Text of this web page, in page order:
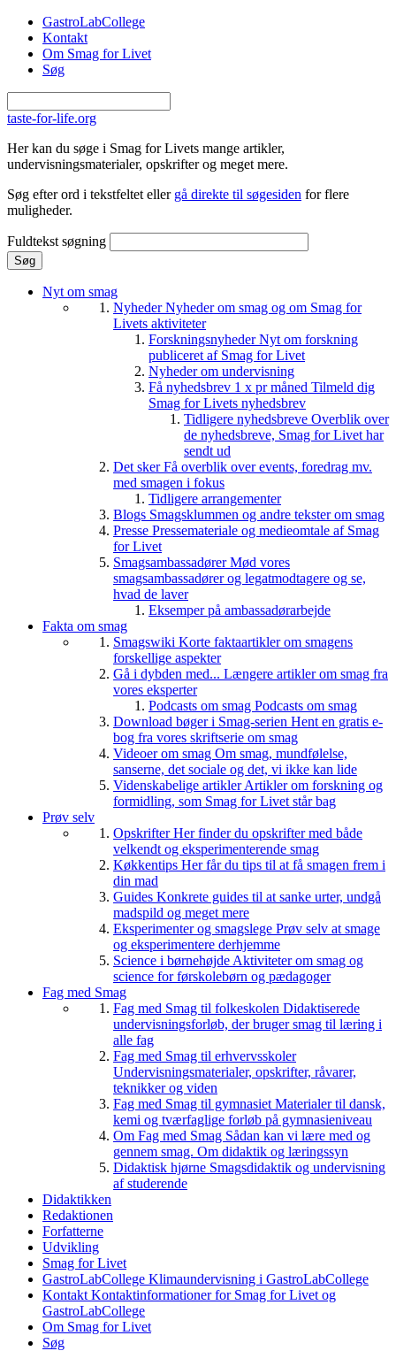
Gå til hovedindhold
GastroLabCollege
Kontakt
Om Smag for Livet
Søg
taste-for-life.org
Her kan du søge i Smag for Livets mange artikler,
undervisningsmaterialer, opskrifter og meget mere.
Søg efter ord i tekstfeltet eller gå direkte til søgesiden for flere
muligheder.
Fuldtekst søgning
Nyt om smag
NyhederNyheder om smag og om Smag for
Livets aktiviteter
ForskningsnyhederNyt om forskning
publiceret af Smag for Livet
Nyheder om undervisning
Få nyhedsbrev 1 x pr måned Tilmeld dig
Smag for Livets nyhedsbrev
Tidligere nyhedsbreve Overblik over
de nyhedsbreve, Smag for Livet har
sendt ud
Det skerFå overblik over events, foredrag mv.
med smagen i fokus
Tidligere arrangementer
Blogs Smagsklummen og andre tekster om smag
Presse Pressemateriale og medieomtale af Smag
for Livet
SmagsambassadørerMød vores
smagsambassadører og legatmodtagere og se,
hvad de laver
Eksemper på ambassadørarbejde
Fakta om smag
Smagswiki Korte faktaartikler om smagens
forskellige aspekter
Gå i dybden med... Længere artikler om smag fra
vores eksperter
Podcasts om smag Podcasts om smag
Download bøger i Smag-serien Hent en gratis e-
bog fra vores skriftserie om smag
Videoer om smag Om smag, mundfølelse,
sanserne, det sociale og det, vi ikke kan lide
Videnskabelige artiklerArtikler om forskning og
formidling, som Smag for Livet står bag
Prøv selv
OpskrifterHer finder du opskrifter med både
velkendt og eksperimenterende smag
Køkkentips Her får du tips til at få smagen frem i
din mad
Guides Konkrete guides til at sanke urter, undgå
madspild og meget mere
Eksperimenter og smagslege Prøv selv at smage
og eksperimentere derhjemme
Science i børnehøjde Aktiviteter om smag og
science for førskolebørn og pædagoger
Fag med Smag
Fag med Smag til folkeskolen Didaktiserede
undervisningsforløb, der bruger smag til læring i
alle fag
Fag med Smag til erhvervsskoler
Undervisningsmaterialer, opskrifter, råvarer,
teknikker og viden
Fag med Smag til gymnasiet Materialer til dansk,
kemi og tværfaglige forløb på gymnasieniveau
Om Fag med Smag Sådan kan vi lære med og
gennem smag. Om didaktik og læringssyn
Didaktisk hjørne Smagsdidaktik og undervisning
af studerende
Didaktikken
Redaktionen
Forfatterne
Udvikling
Smag for Livet
GastroLabCollege Klimaundervisning i GastroLabCollege
Kontakt Kontaktinformationer for Smag for Livet og
GastroLabCollege
Om Smag for Livet
Søg